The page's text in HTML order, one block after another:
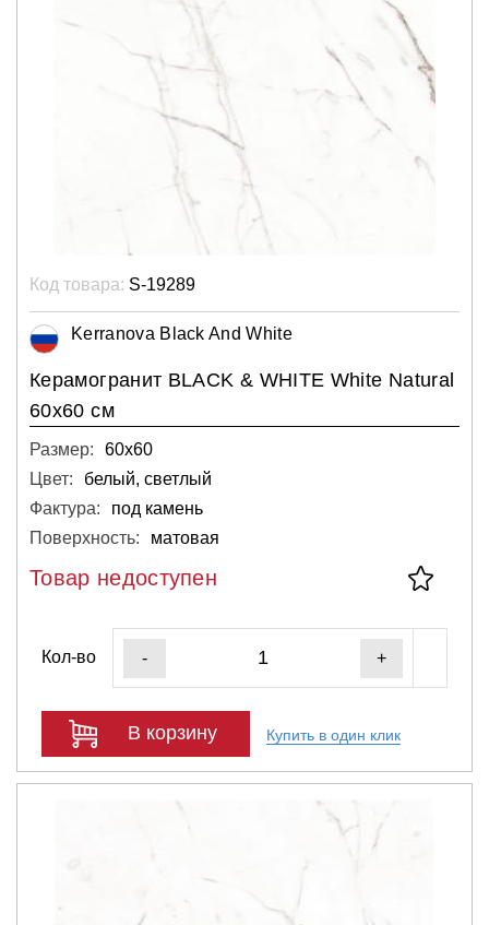
Код товара: S-19289
Kerranova Black And White
Керамогранит BLACK & WHITE White Natural
60х60 см
Размер:
60х60
Цвет:
белый, светлый
Фактура:
под камень
Поверхность:
матовая
Товар недоступен
Кол-во - +
В корзину Купить в один клик